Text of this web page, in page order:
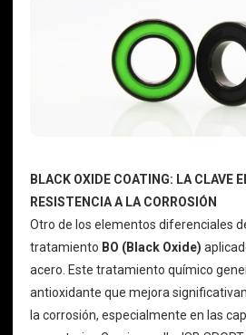
BLACK OXIDE COATING: LA CLAVE
RESISTENCIA A LA CORROSIÓN
Otro de los elementos diferenciales
tratamiento BO (Black Oxide)
acero. Este tratamiento químico
antioxidante que mejora
la corrosión, especialmente en las